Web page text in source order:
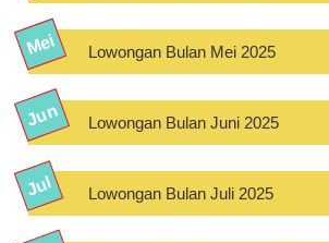
Lowongan Bulan Mei 2025
Lowongan Bulan Juni 2025
Lowongan Bulan Juli 2025